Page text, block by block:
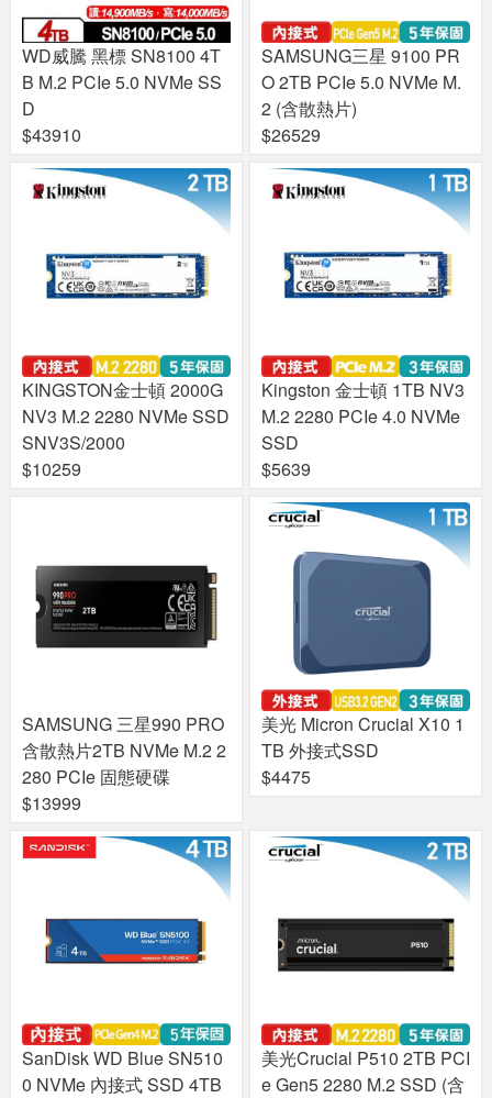
WD威騰 黑標 SN8100 4T
B M.2 PCIe 5.0 NVMe SS
D
$43910
SAMSUNG三星 9100 PR
O 2TB PCIe 5.0 NVMe M.
2 (含散熱片)
$26529
KINGSTON金士頓 2000G
NV3 M.2 2280 NVMe SSD
SNV3S/2000
$10259
Kingston 金士頓 1TB NV3
M.2 2280 PCIe 4.0 NVMe
SSD
$5639
SAMSUNG 三星990 PRO
含散熱片2TB NVMe M.2 2
280 PCIe 固態硬碟
$13999
美光 Micron Crucial X10 1
TB 外接式SSD
$4475
SanDisk WD Blue SN510
0 NVMe 內接式 SSD 4TB
美光Crucial P510 2TB PCI
e Gen5 2280 M.2 SSD (含